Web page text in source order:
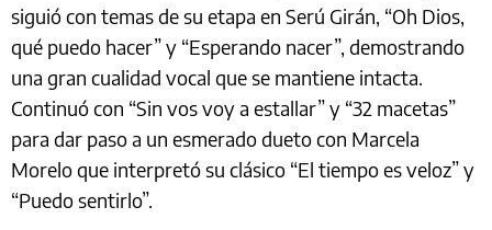
siguió con temas de su etapa en Serú Girán, “Oh Dios,
qué puedo hacer” y “Esperando nacer”, demostrando
una gran cualidad vocal que se mantiene intacta.
Continuó con “Sin vos voy a estallar” y “32 macetas”
para dar paso a un esmerado dueto con Marcela
Morelo que interpretó su clásico “El tiempo es veloz” y
“Puedo sentirlo”.